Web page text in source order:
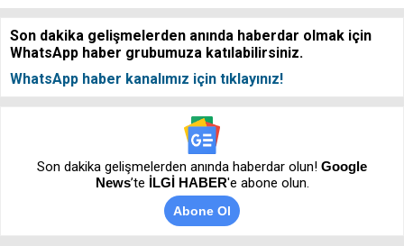
Son dakika gelişmelerden anında haberdar olmak için
WhatsApp haber grubumuza katılabilirsiniz.
WhatsApp haber kanalımız için tıklayınız!
Son dakika gelişmelerden anında haberdar olun! Google
News’te İLGİ HABER'e abone olun.
Abone Ol